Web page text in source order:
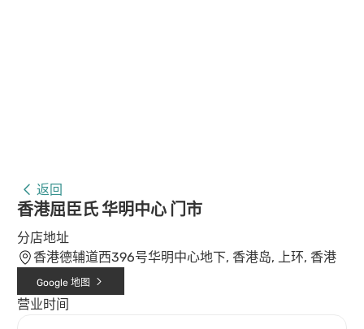
返回
香港屈臣氏 华明中心 门市
分店地址
香港德辅道西396号华明中心地下, 香港岛, 上环, 香港
Google 地图
营业时间